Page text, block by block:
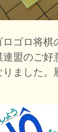
ロゴロ将
盟のご好
ました。